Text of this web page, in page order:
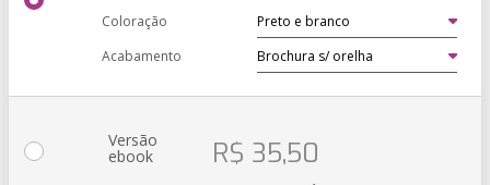
Coloração
Acabamento
Versão
ebook R$ 35,50